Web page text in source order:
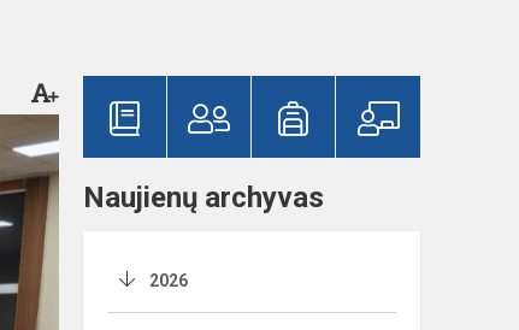
Naujienų archyvas
2026